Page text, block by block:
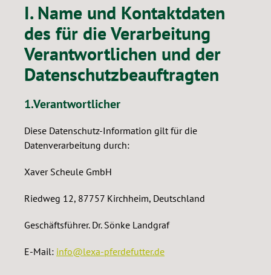
I. Name und Kontaktdaten
des für die Verarbeitung
Verantwortlichen und der
Datenschutzbeauftragten
1.Verantwortlicher
Diese Datenschutz-Information gilt für die
Datenverarbeitung durch:
Xaver Scheule GmbH
Riedweg 12, 87757 Kirchheim, Deutschland
Geschäftsführer. Dr. Sönke Landgraf
E-Mail: info@lexa-pferdefutter.de